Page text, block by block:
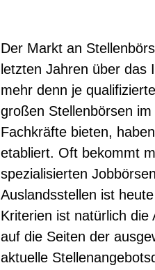
Der Markt an
letzten Jahren über das
mehr denn je
großen Stellenbörsen
Fachkräfte bieten,
etabliert. Oft bekommt
spezialisierten
Auslandsstellen ist
Kriterien ist natürlich
auf die Seiten der
aktuelle